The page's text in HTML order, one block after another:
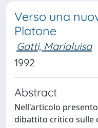
Verso una
Platone
Gatti, Marialuisa
1992
Abstract
Nell'articolo
dibattito critico sulle